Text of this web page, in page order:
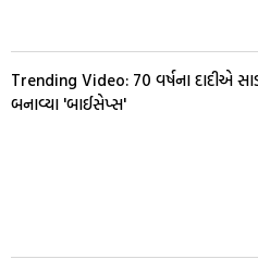
Trending Video: 70 વર્ષના દાદીએ
બનાવ્યા 'બાઈસેપ્સ'